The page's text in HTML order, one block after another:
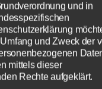
und in
und Zweck der
mittels dieser
Rechte aufgeklärt.